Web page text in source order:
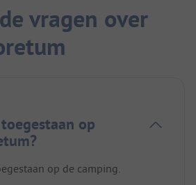
vragen over
op
op de camping.